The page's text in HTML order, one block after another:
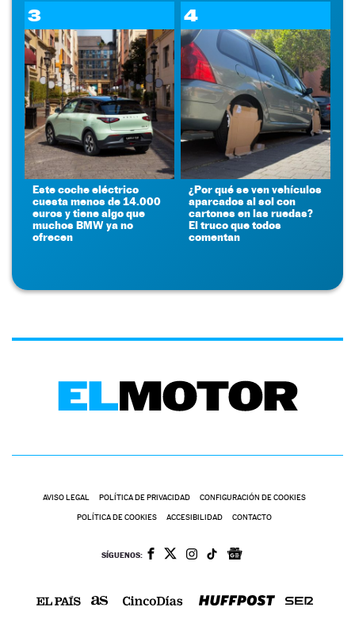
3
Este coche eléctrico
cuesta menos de 14.000
euros y tiene algo que
muchos BMW ya no
ofrecen
4
¿Por qué se ven vehículos
aparcados al sol con
cartones en las ruedas?
El truco que todos
comentan
AVISO LEGAL POLÍTICA DE PRIVACIDAD CONFIGURACIÓN DE COOKIES
POLÍTICA DE COOKIES ACCESIBILIDAD CONTACTO
SÍGUENOS: